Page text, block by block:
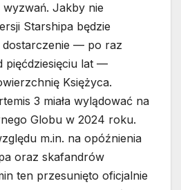
Jakby nie
Starshipa będzie
dostarczenie — po raz
pięćdziesięciu lat —
Księżyca.
3 miała wylądować na
Globu w 2024 roku.
m.in. na opóźnienia
oraz skafandrów
ten przesunięto oficjalnie